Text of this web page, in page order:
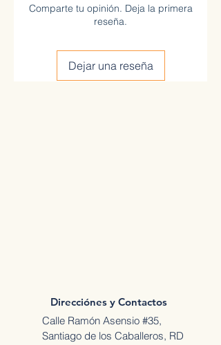
Comparte tu opinión. Deja la primera
reseña.
Dejar una reseña
Direcciónes y Contactos
Calle Ramón Asensio #35,
Santiago de los Caballeros, RD